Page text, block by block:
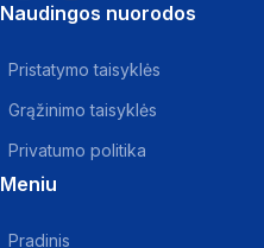
Naudingos nuorodos
Pristatymo taisyklės
Grąžinimo taisyklės
Privatumo politika
Meniu
Pradinis